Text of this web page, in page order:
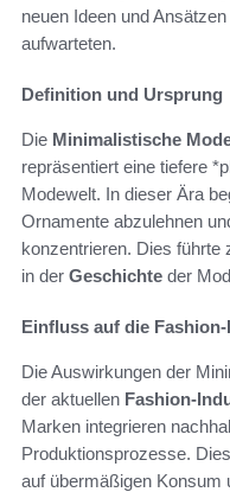
neuen Ideen und
aufwarteten.
Definition und Ursprung
Die Minimalistische
repräsentiert eine tiefere
Modewelt. In dieser Ära
Ornamente abzulehnen
konzentrieren. Dies führte
in der Geschichte der
Einfluss auf die
Die Auswirkungen der
der aktuellen Fashion-
Marken integrieren
Produktionsprozesse.
auf übermäßigen Konsum